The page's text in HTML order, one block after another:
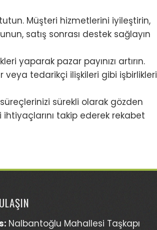
Müşteri hizmetlerini iyileştirin,
satış sonrası destek sağlayın
yaparak pazar payınızı artırın.
veya tedarikçi ilişkileri gibi işbirlikleri
sürekli olarak gözden
takip ederek rekabet
Nalbantoğlu Mahallesi Taşkapı